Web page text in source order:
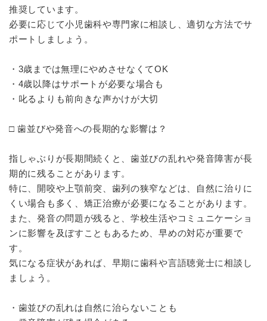
推奨しています。
必要に応じて小児歯科や専門家に相談し、適切な方法でサ
ポートしましょう。
・3歳までは無理にやめさせなくてOK
・4歳以降はサポートが必要な場合も
・叱るよりも前向きな声かけが大切
□ 歯並びや発音への長期的な影響は？
指しゃぶりが長期間続くと、歯並びの乱れや発音障害が長
期的に残ることがあります。
特に、開咬や上顎前突、歯列の狭窄などは、自然に治りに
くい場合も多く、矯正治療が必要になることがあります。
また、発音の問題が残ると、学校生活やコミュニケーショ
ンに影響を及ぼすこともあるため、早めの対応が重要で
す。
気になる症状があれば、早期に歯科や言語聴覚士に相談し
ましょう。
・歯並びの乱れは自然に治らないことも